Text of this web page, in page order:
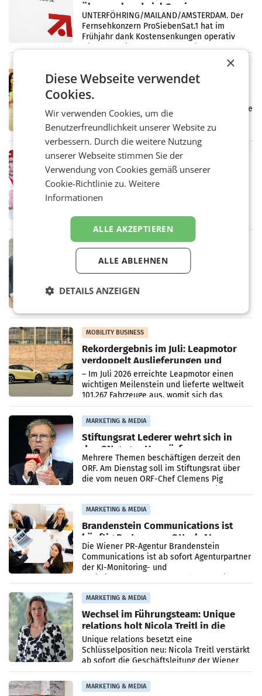
überraschend viel Gewinn
UNTERFÖHRING/MAILAND/AMSTERDAM. Der
Fernsehkonzern ProSiebenSat.1 hat im
Frühjahr dank Kostensenkungen operativ
wieder Gewinn gemacht und die
Eine Bühne für Zirkularität: ARA und
Müller informieren am POS über
Kreislauffähigkeit
Über den gesamten August hinweg rücken die
Altstoff Recycling Austria AG (ARA) und der
Handelskonzern Müller die Initiative
„Kreislauf-Helden“ in allen österreichischen
Müller-Filialen
RETAIL
Penny modernisiert zwei Filialen in
Ober- und Niederösterreich
laufenden Modernisierungsoffensive
Oberösterreich. Die beiden Standorte liegen
in Haag sowie im rund
RETAIL
Alles bereit für den Wechsel: Jürgen
Albrecht setzt ab 1.1.2027 auf Adeg
Zusammenarbeit zwischen Adeg und dem
Bundeswettbewerbsbehörde und der
Bundeskartellanwalt
MOBILITY BUSINESS
Rekordergebnis im Juli: Leapmotor
verdoppelt Auslieferungen und
überschreitet die 100.000er-Marke
– Im Juli 2026 erreichte Leapmotor einen
wichtigen Meilenstein und lieferte weltweit
101.267 Fahrzeuge aus, womit sich das
Ergebnis gegenüber Juli 2025 mehr als
verdoppelte (+102
MARKETING & MEDIA
Stiftungsrat Lederer wehrt sich in
den SN gegen Vorwürfe
Mehrere Themen beschäftigen derzeit den
ORF. Am Dienstag soll im Stiftungsrat über
die vom neuen ORF-Chef Clemens Pig
MARKETING & MEDIA
Brandenstein Communications ist
künftig Partner von OtterlyAI
Die Wiener PR-Agentur Brandenstein
Communications ist ab sofort Agenturpartner
der KI-Monitoring- und
MARKETING & MEDIA
Wechsel im Führungsteam: Unique
relations holt Nicola Treitl in die
Geschäftsleitung
Unique relations besetzt eine
Schlüsselposition neu: Nicola Treitl verstärkt
ab sofort die Geschäftsleitung der Wiener
PR-Agentur an der Seite von Josef Kalina und
Anna Kalina-Mahr.
MARKETING & MEDIA
×
Diese Webseite verwendet
Cookies.
Wir verwenden Cookies, um die
Benutzerfreundlichkeit unserer Website zu
verbessern. Durch die weitere Nutzung
unserer Webseite stimmen Sie der
Verwendung von Cookies gemäß unserer
Cookie-Richtlinie zu.Weitere
Informationen
ALLE AKZEPTIEREN
ALLE ABLEHNEN
DETAILS ANZEIGEN